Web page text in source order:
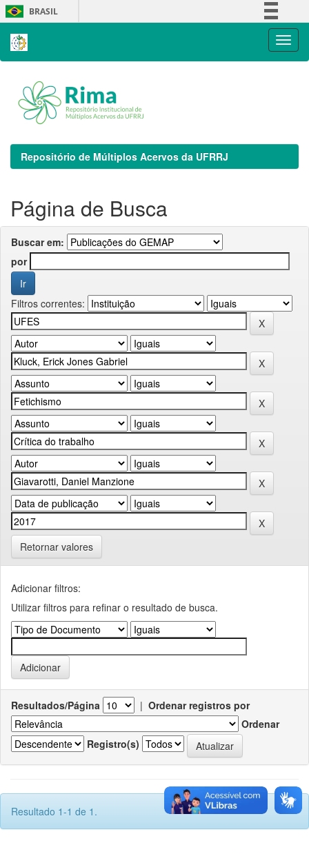
Skip
navigation
BRASIL
Repositório de Múltiplos Acervos da UFRRJ
Página de Busca
Buscar em:
por
Filtros correntes:
Retornar valores
Adicionar filtros:
Utilizar filtros para refinar o resultado de busca.
Resultados/Página | Ordenar registros por
Ordenar
Registro(s)
Resultado 1-1 de 1.